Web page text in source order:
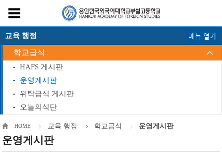
교육 행정
학교급식
HAFS 게시판
운영게시판
위탁급식 게시판
오늘의식단
메뉴 열기
HOME 교육 행정 학교급식 운영게시판
운영게시판